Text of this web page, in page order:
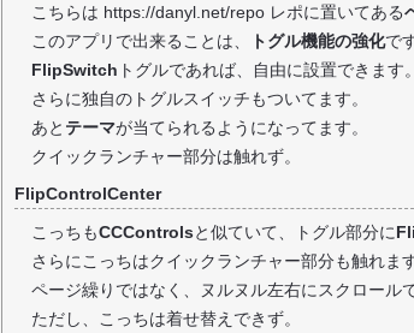
こちらは https://danyl.net/repo レポに置いてある
このアプリで出来ることは、
トグル機能の強化で
FlipSwitch トグルであれば、自由に設置できます。
さらに独自のトグルスイッチもついてます。
あと テーマが当てられるようになってます。
クイックランチャー部分は触れず。
FlipControlCenter
こっちもCCControlsと似ていて、トグル部分に
さらにこっちはクイックランチャー部分も触れます
ページ繰りではなく、ヌルヌル左右にスクロール
ただし、こっちは着せ替えできず。